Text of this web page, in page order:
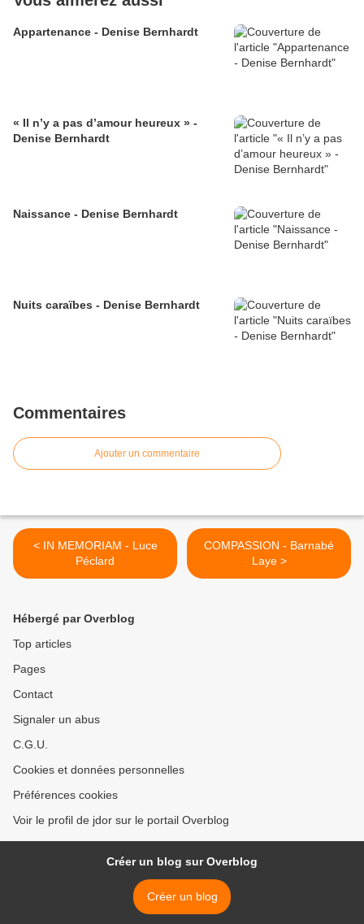
Appartenance - Denise Bernhardt
« Il n’y a pas d’amour heureux » -
Denise Bernhardt
Naissance - Denise Bernhardt
Nuits caraïbes - Denise Bernhardt
Commentaires
Ajouter un commentaire
< IN MEMORIAM - Luce
Péclard
COMPASSION - Barnabé
Laye >
Hébergé par Overblog
Top articles
Pages
Contact
Signaler un abus
C.G.U.
Cookies et données personnelles
Préférences cookies
Voir le profil de jdor sur le portail Overblog
Créer un blog sur Overblog
Créer un blog